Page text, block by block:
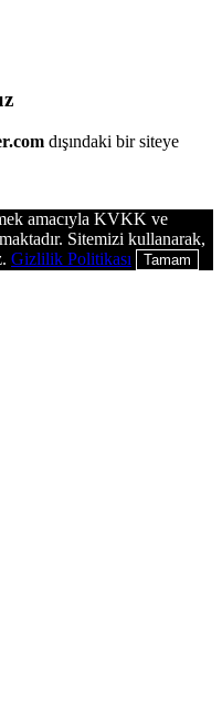
dışındaki bir siteye
amacıyla KVKK ve
Sitemizi kullanarak,
Gizlilik Politikası Tamam